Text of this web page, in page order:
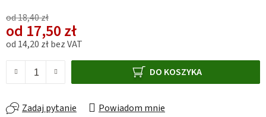
od 18,40 zł
od 17,50 zł
od 14,20 złbez VAT
DO KOSZYKA
Zadaj pytanie Powiadom mnie